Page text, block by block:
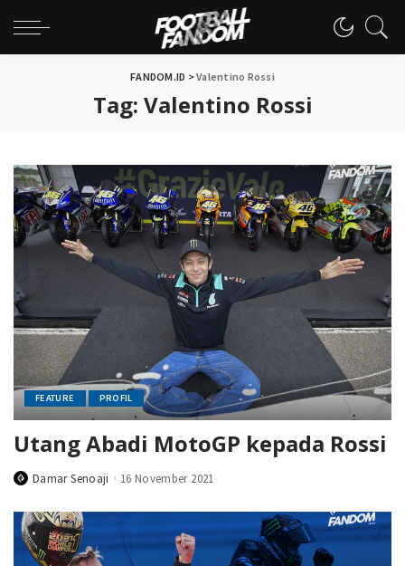
FANDOM.ID >Valentino Rossi
Tag: Valentino Rossi
FEATURE PROFIL
Utang Abadi MotoGP kepada Rossi
PostedDamar Senoaji 16 November 2021